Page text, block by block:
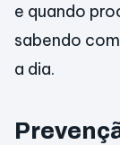
e quando
sabendo
a dia.